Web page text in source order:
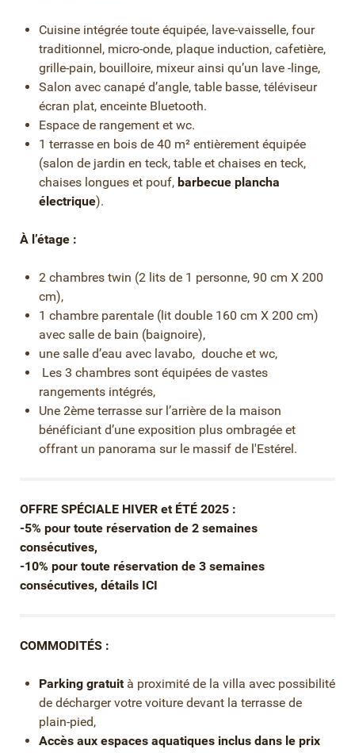
Cuisine intégrée toute équipée, lave-vaisselle, four
traditionnel, micro-onde, plaque induction, cafetière,
grille-pain, bouilloire, mixeur ainsi qu’un lave -linge,
Salon avec canapé d’angle, table basse, téléviseur
écran plat, enceinte Bluetooth.
Espace de rangement et wc.
1 terrasse en bois de 40 m² entièrement équipée
(salon de jardin en teck, table et chaises en teck,
chaises longues et pouf, barbecue plancha
électrique).
À l’étage :
2 chambres twin (2 lits de 1 personne, 90 cm X 200
cm),
1 chambre parentale (lit double 160 cm X 200 cm)
avec salle de bain (baignoire),
une salle d’eau avec lavabo, douche et wc,
Les 3 chambres sont équipées de vastes
rangements intégrés,
Une 2ème terrasse sur l’arrière de la maison
bénéficiant d’une exposition plus ombragée et
offrant un panorama sur le massif de l'Estérel.
OFFRE SPÉCIALE HIVER et ÉTÉ 2025 :
-5% pour toute réservation de 2 semaines
consécutives,
-10% pour toute réservation de 3 semaines
consécutives, détails ICI
COMMODITÉS :
Parking gratuit à proximité de la villa avec possibilité
de décharger votre voiture devant la terrasse de
plain-pied,
Accès aux espaces aquatiques inclus dans le prix